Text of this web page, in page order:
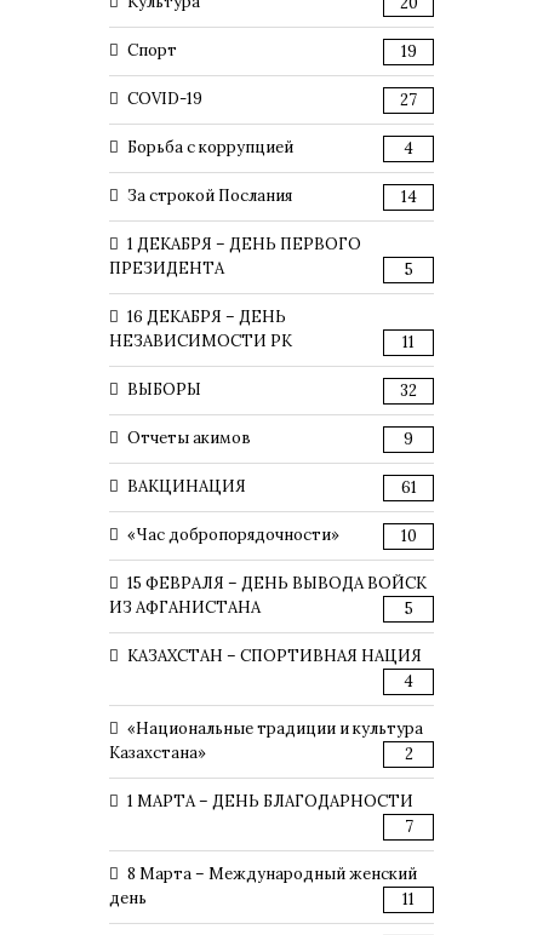
Спорт 19
COVID-19 27
Борьба с коррупцией 4
За строкой Послания 14
1 ДЕКАБРЯ – ДЕНЬ ПЕРВОГО
ПРЕЗИДЕНТА
5
16 ДЕКАБРЯ – ДЕНЬ
НЕЗАВИСИМОСТИ РК
11
ВЫБОРЫ 32
Отчеты акимов 9
ВАКЦИНАЦИЯ 61
«Час добропорядочности» 10
15 ФЕВРАЛЯ – ДЕНЬ ВЫВОДА ВОЙСК
ИЗ АФГАНИСТАНА
5
КАЗАХСТАН – СПОРТИВНАЯ НАЦИЯ
4
«Национальные традиции и культура
Казахстана»
2
1 МАРТА – ДЕНЬ БЛАГОДАРНОСТИ
7
8 Марта – Международный женский
день
11